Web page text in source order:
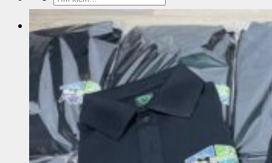
0
Giỏ hàng
Chưa có sản phẩm trong giỏ hàng.